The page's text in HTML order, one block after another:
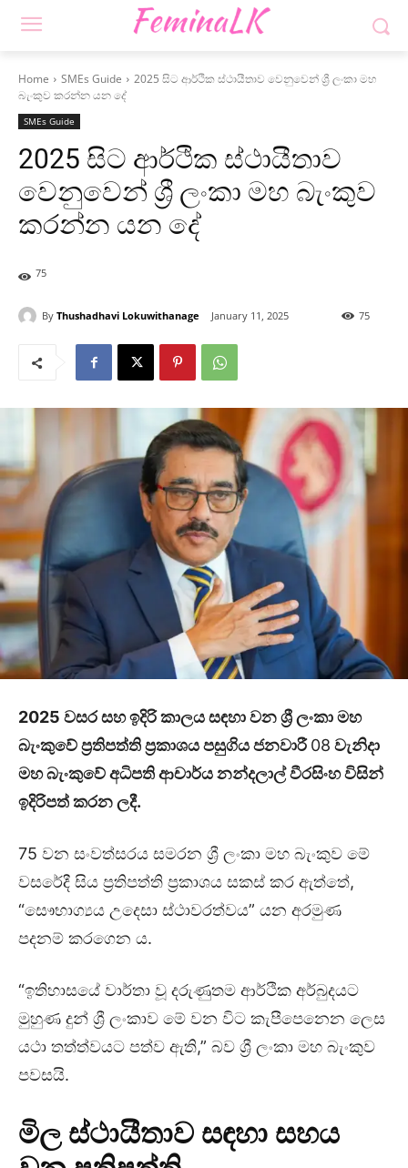
Home SMEs Guide
2025 සිට ආර්ථික ස්ථායීතාව වෙනුවෙන් ශ්‍රී ලංකා මහ
බැංකුව කරන්න යන දේ
SMEs Guide
2025 සිට ආර්ථික ස්ථායීතාව
වෙනුවෙන් ශ්‍රී ලංකා මහ බැංකුව
කරන්න යන දේ
75
By Thushadhavi Lokuwithanage January 11, 2025 75
2025 වසර සහ ඉදිරි කාලය සඳහා වන ශ්‍රී ලංකා මහ
බැංකුවේ ප්‍රතිපත්ති ප්‍රකාශය පසුගිය ජනවාරී08 වැනිදා
මහ බැංකුවේ අධිපති ආචාර්ය නන්දලාල් වීරසිංහ විසින්
ඉදිරිපත් කරන ලදී.
75 වන සංවත්සරය සමරන ශ්‍රී ලංකා මහ බැංකුව මේ
වසරේදී සිය ප්‍රතිපත්ති ප්‍රකාශය සකස් කර ඇත්තේ,
“සෞභාග්‍යය උදෙසා ස්ථාවරත්වය” යන අරමුණ
පදනම් කරගෙන ය.
“ඉතිහාසයේ වාර්තා වූ දරුණුතම ආර්ථික අර්බුදයට
මුහුණ දුන් ශ්‍රී ලංකාව මේ වන විට කැපීපෙනෙන ලෙස
යථා තත්ත්වයට පත්ව ඇති,” බව ශ්‍රී ලංකා මහ බැංකුව
පවසයි.
මිල ස්ථායීතාව සඳහා සහය